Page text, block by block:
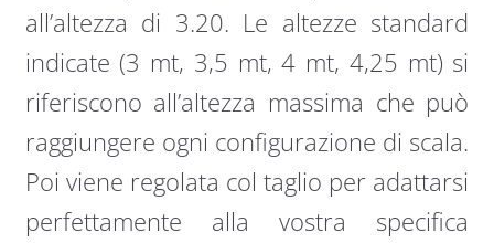
all’altezza di 3.20. Le altezze standard
indicate (3 mt, 3,5 mt, 4 mt, 4,25 mt) si
riferiscono all’altezza massima che può
raggiungere ogni configurazione di scala.
Poi viene regolata col taglio per adattarsi
perfettamente alla vostra specifica